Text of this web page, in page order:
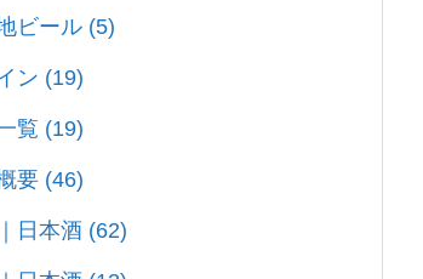
ビール (5)
ン (19)
覧 (19)
要 (46)
日本酒 (62)